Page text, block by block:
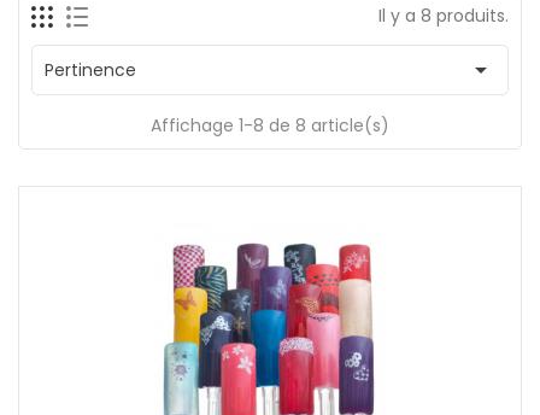
Il y a 8 produits.
Pertinence 
Affichage 1-8 de 8 article(s)